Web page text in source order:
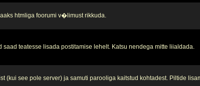
htmliga foorumi v�limust rikkuda.
teatesse lisada postitamise lehelt. Katsu nendega mitte liialdada.
see pole server) ja samuti parooliga kaitstud kohtadest. Piltide